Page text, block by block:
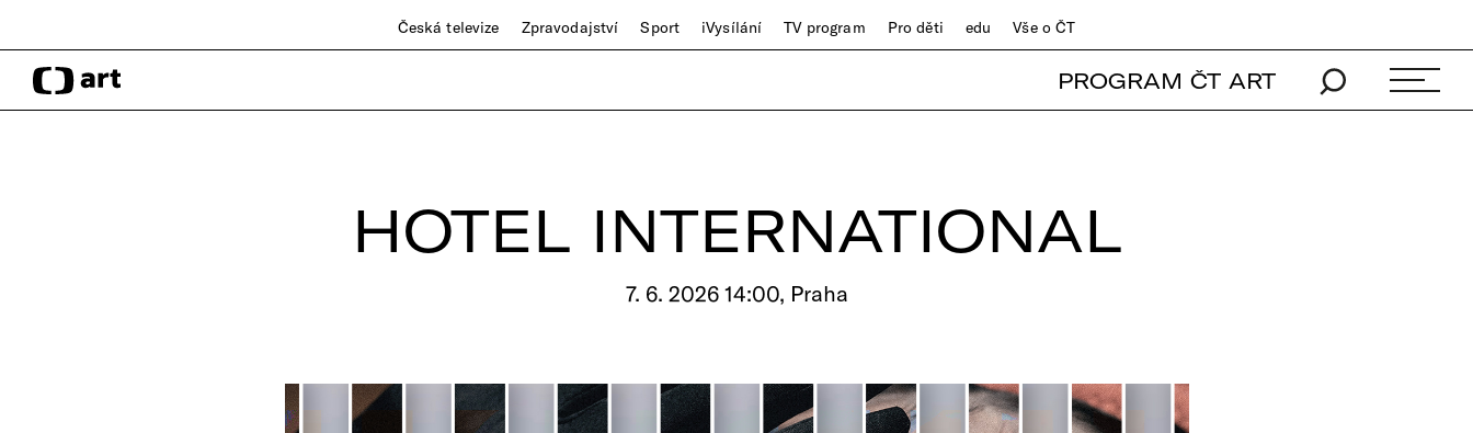
Česká televize Zpravodajství Sport iVysílání TV program Pro děti edu Vše o ČT
PROGRAM ČT ART
HOTEL INTERNATIONAL
7. 6. 2026 14:00, Praha